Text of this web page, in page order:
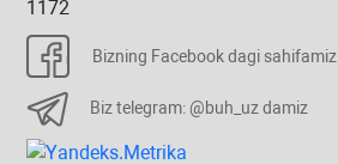
1172
Bizning Facebook dagi sahifamiz
Biz telegram: @buh_uz damiz